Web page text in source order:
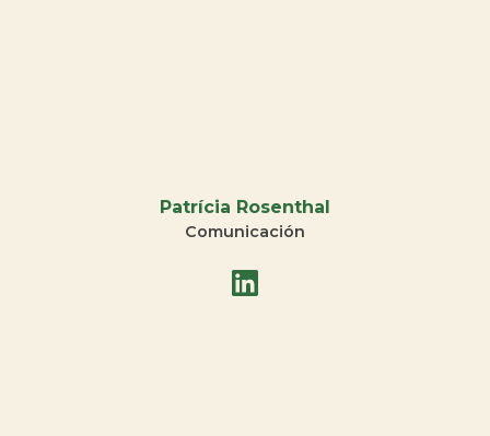
Patrícia Rosenthal
Comunicación